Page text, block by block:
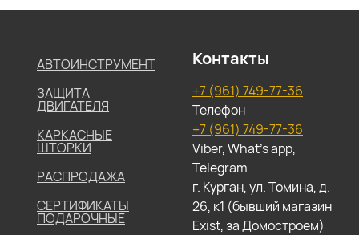
АВТОИНСТРУМЕНТ
ЗАЩИТА
ДВИГАТЕЛЯ
КАРКАСНЫЕ
ШТОРКИ
РАСПРОДАЖА
СЕРТИФИКАТЫ
ПОДАРОЧНЫЕ
Контакты
+7 (961) 749-77-36
Телефон
+7 (961) 749-77-36
Viber, What's app,
Telegram
г. Курган, ул. Томина, д.
26, к1 (бывший магазин
Exist, за Домостроем)